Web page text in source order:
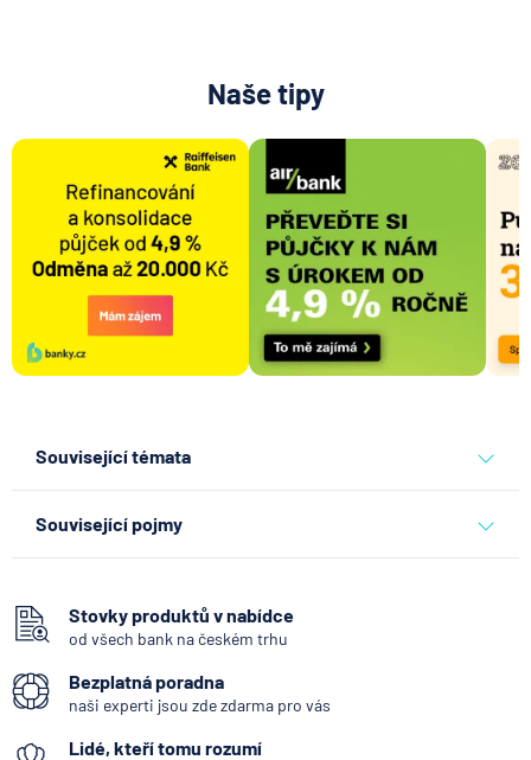
Naše tipy
Související témata
Související pojmy
Stovky produktů v nabídce
od všech bank na českém trhu
Bezplatná poradna
naši experti jsou zde zdarma pro vás
Lidé, kteří tomu rozumí